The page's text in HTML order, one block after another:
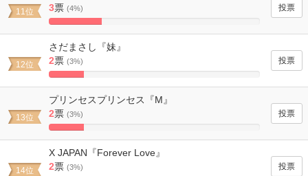
11位
3票 (4%)
25%
12位
さだまさし『妹』
2票 (3%)
16.666666666667%
13位
プリンセスプリンセス『M』
2票 (3%)
16.666666666667%
14位
X JAPAN『Forever Love』
2票 (3%)